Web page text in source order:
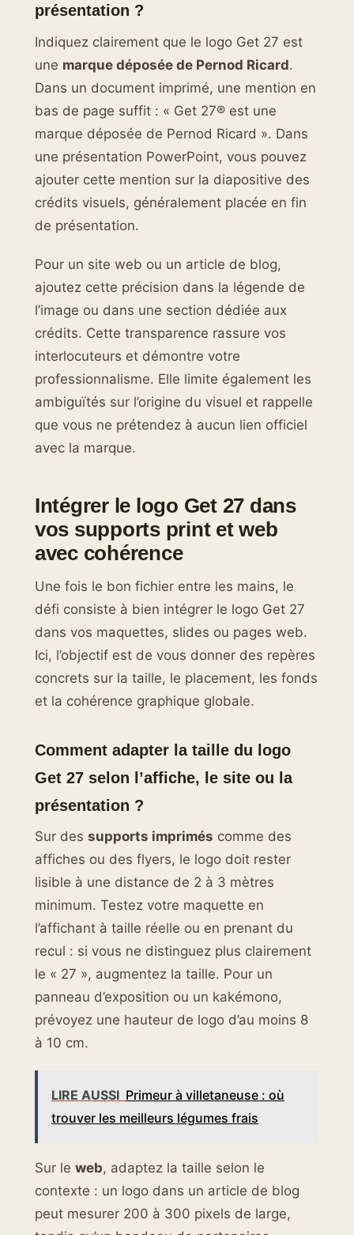
présentation ?
Indiquez clairement que le logo Get 27 est
une marque déposée de Pernod Ricard.
Dans un document imprimé, une mention en
bas de page suffit : « Get 27® est une
marque déposée de Pernod Ricard ». Dans
une présentation PowerPoint, vous pouvez
ajouter cette mention sur la diapositive des
crédits visuels, généralement placée en fin
de présentation.
Pour un site web ou un article de blog,
ajoutez cette précision dans la légende de
l’image ou dans une section dédiée aux
crédits. Cette transparence rassure vos
interlocuteurs et démontre votre
professionnalisme. Elle limite également les
ambiguïtés sur l’origine du visuel et rappelle
que vous ne prétendez à aucun lien officiel
avec la marque.
Intégrer le logo Get 27 dans
vos supports print et web
avec cohérence
Une fois le bon fichier entre les mains, le
défi consiste à bien intégrer le logo Get 27
dans vos maquettes, slides ou pages web.
Ici, l’objectif est de vous donner des repères
concrets sur la taille, le placement, les fonds
et la cohérence graphique globale.
Comment adapter la taille du logo
Get 27 selon l’affiche, le site ou la
présentation ?
Sur des supports imprimés comme des
affiches ou des flyers, le logo doit rester
lisible à une distance de 2 à 3 mètres
minimum. Testez votre maquette en
l’affichant à taille réelle ou en prenant du
recul : si vous ne distinguez plus clairement
le « 27 », augmentez la taille. Pour un
panneau d’exposition ou un kakémono,
prévoyez une hauteur de logo d’au moins 8
à 10 cm.
LIRE AUSSI Primeur à villetaneuse : où
trouver les meilleurs légumes frais
Sur le web, adaptez la taille selon le
contexte : un logo dans un article de blog
peut mesurer 200 à 300 pixels de large,